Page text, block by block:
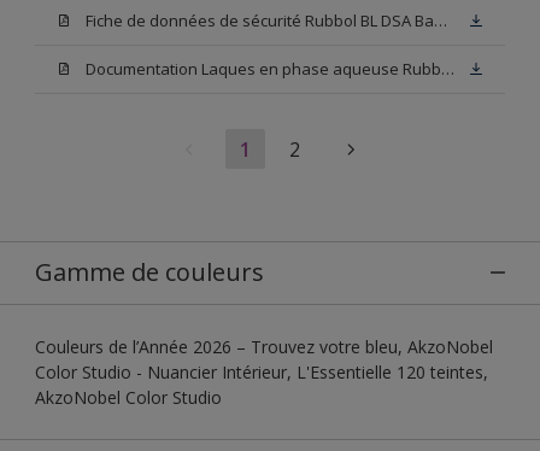
Fiche de données de sécurité Rubbol BL DSA Base W05
Documentation Laques en phase aqueuse Rubbol BL Velours
1 2
Gamme de couleurs
Couleurs de l’Année 2026 – Trouvez votre bleu, AkzoNobel
Color Studio - Nuancier Intérieur, L'Essentielle 120 teintes,
AkzoNobel Color Studio